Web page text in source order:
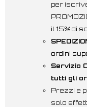
per
il 15% di
ordini
Servizio
tutti gli
Prezzi e
solo